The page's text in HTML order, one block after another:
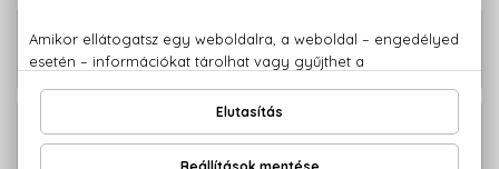
BIO
Aloe Vera Sampon 265 ml
3.040 Ft
2.940 Ft